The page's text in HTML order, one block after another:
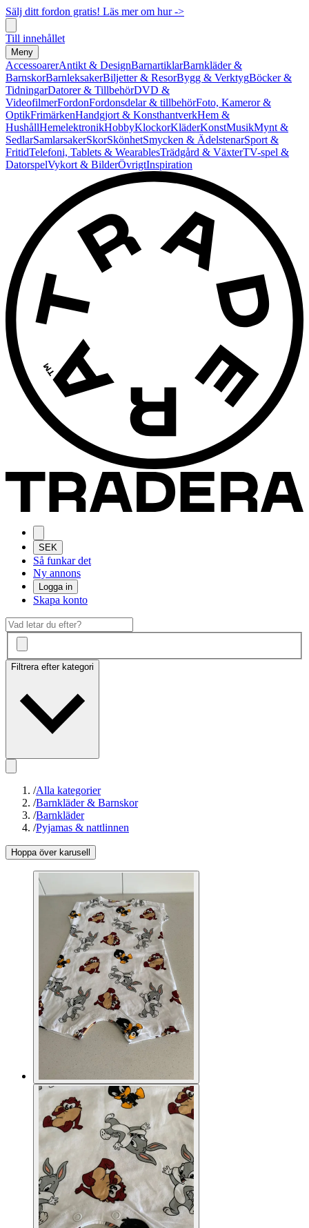
Sälj ditt fordon gratis! Läs mer om hur ->
Till innehållet
Meny
AccessoarerAntikt & DesignBarnartiklarBarnkläder &
BarnskorBarnleksakerBiljetter & ResorBygg & VerktygBöcker &
TidningarDatorer & TillbehörDVD &
VideofilmerFordonFordonsdelar & tillbehörFoto, Kameror &
OptikFrimärkenHandgjort & KonsthantverkHem &
HushållHemelektronikHobbyKlockorKläderKonstMusikMynt &
SedlarSamlarsakerSkorSkönhetSmycken & ÄdelstenarSport &
FritidTelefoni, Tablets & WearablesTrädgård & VäxterTV-spel &
DatorspelVykort & BilderÖvrigtInspiration
SEK
Så funkar det
Ny annons
Logga in
Skapa konto
Filtrera efter kategori
/Alla kategorier
/Barnkläder & Barnskor
/Barnkläder
/Pyjamas & nattlinnen
Hoppa över karusell